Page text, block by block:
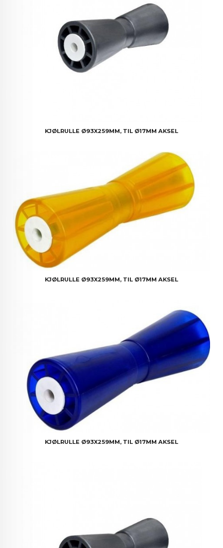
KJØLRULLE Ø93X259MM, TIL Ø17MM AKSEL
KJØLRULLE Ø93X259MM, TIL Ø17MM AKSEL
KJØLRULLE Ø93X259MM, TIL Ø17MM AKSEL